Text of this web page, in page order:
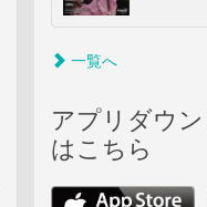
一覧へ
アプリダウン
はこちら